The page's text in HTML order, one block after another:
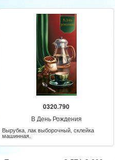
0320.790
В День Рождения
Вырубка, лак выборочный, склейка
машинная.